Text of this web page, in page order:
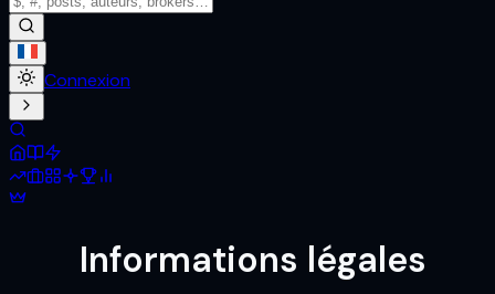
Connexion
Informations légales